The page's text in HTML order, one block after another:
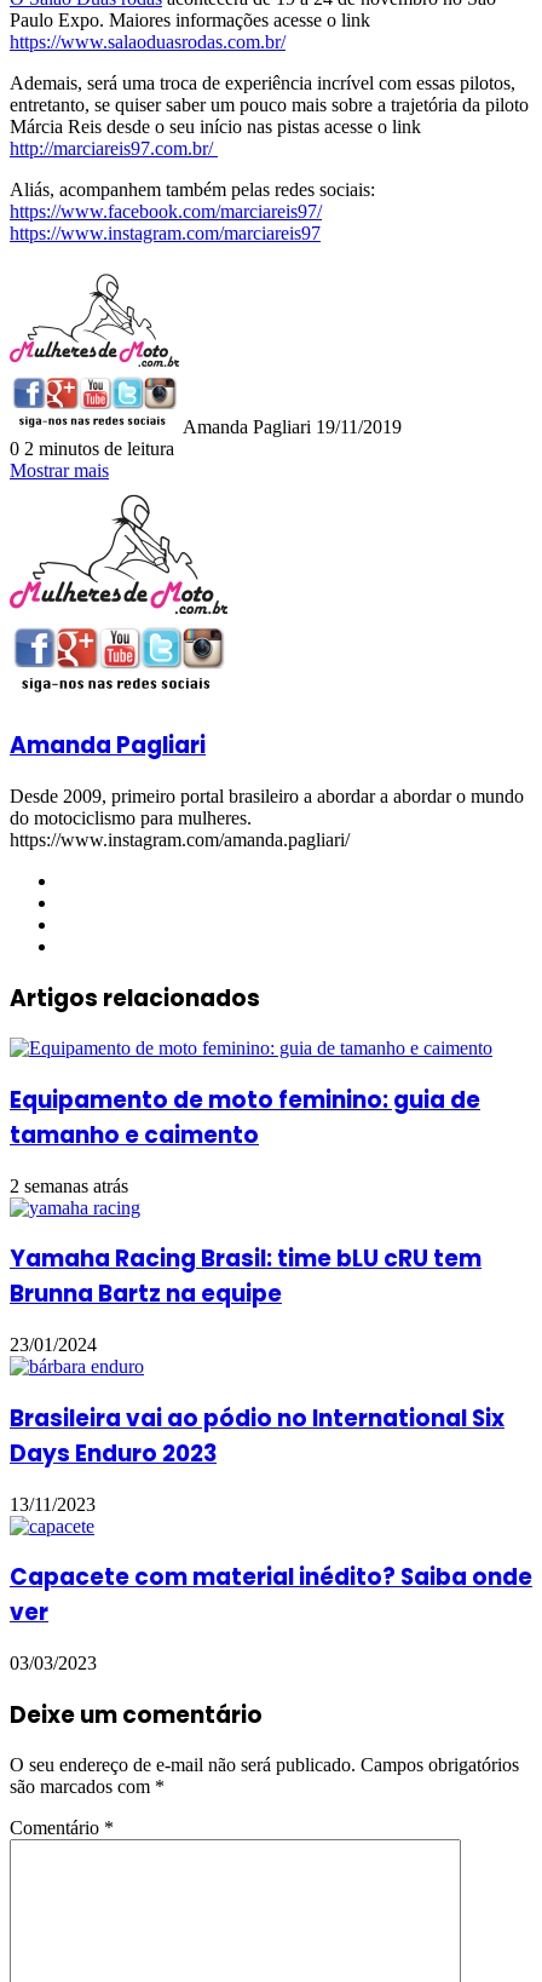
Paulo Expo. Maiores informações acesse o link
https://www.salaoduasrodas.com.br/
Ademais, será uma troca de experiência incrível com essas pilotos,
entretanto, se quiser saber um pouco mais sobre a trajetória da piloto
Márcia Reis desde o seu início nas pistas acesse o link
http://marciareis97.com.br/
Aliás, acompanhem também pelas redes sociais:
https://www.facebook.com/marciareis97/
https://www.instagram.com/marciareis97
Amanda Pagliari 19/11/2019
0 2 minutos de leitura
Mostrar mais
Amanda Pagliari
Desde 2009, primeiro portal brasileiro a abordar a abordar o mundo
do motociclismo para mulheres.
https://www.instagram.com/amanda.pagliari/
Artigos relacionados
Equipamento de moto feminino: guia de
tamanho e caimento
2 semanas atrás
Yamaha Racing Brasil: time bLU cRU tem
Brunna Bartz na equipe
23/01/2024
Brasileira vai ao pódio no International Six
Days Enduro 2023
13/11/2023
Capacete com material inédito? Saiba onde
ver
03/03/2023
Deixe um comentário
O seu endereço de e-mail não será publicado. Campos obrigatórios
são marcados com *
Comentário *